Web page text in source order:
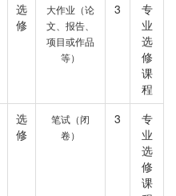
选
修
大作业（论
文、报告、
项目或作品
等）
3
专
业
选
修
课
程
选
修
笔试（闭
卷）
3
专
业
选
修
课